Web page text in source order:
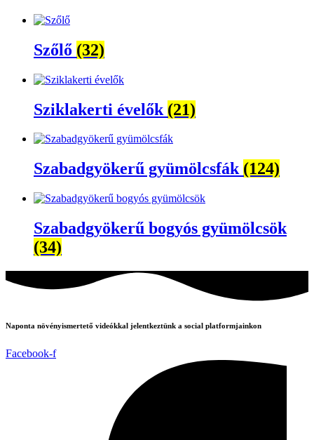
Szőlő (32)
Sziklakerti évelők (21)
Szabadgyökerű gyümölcsfák (124)
Szabadgyökerű bogyós gyümölcsök
(34)
Naponta növényismertető videókkal jelentkeztünk a social platformjainkon
Facebook-f